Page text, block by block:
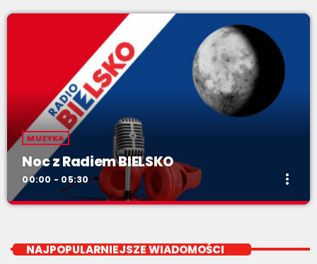
MUZYKA
Noc z Radiem BIELSKO
00:00 - 05:30 more_vert
Nocą, kiedy wszyscy śpią - my gramy dalej. I to właśnie nocą
można "upolować" na naszej antenie prawdziwe muzyczne
NAJPOPULARNIEJSZE WIADOMOŚCI